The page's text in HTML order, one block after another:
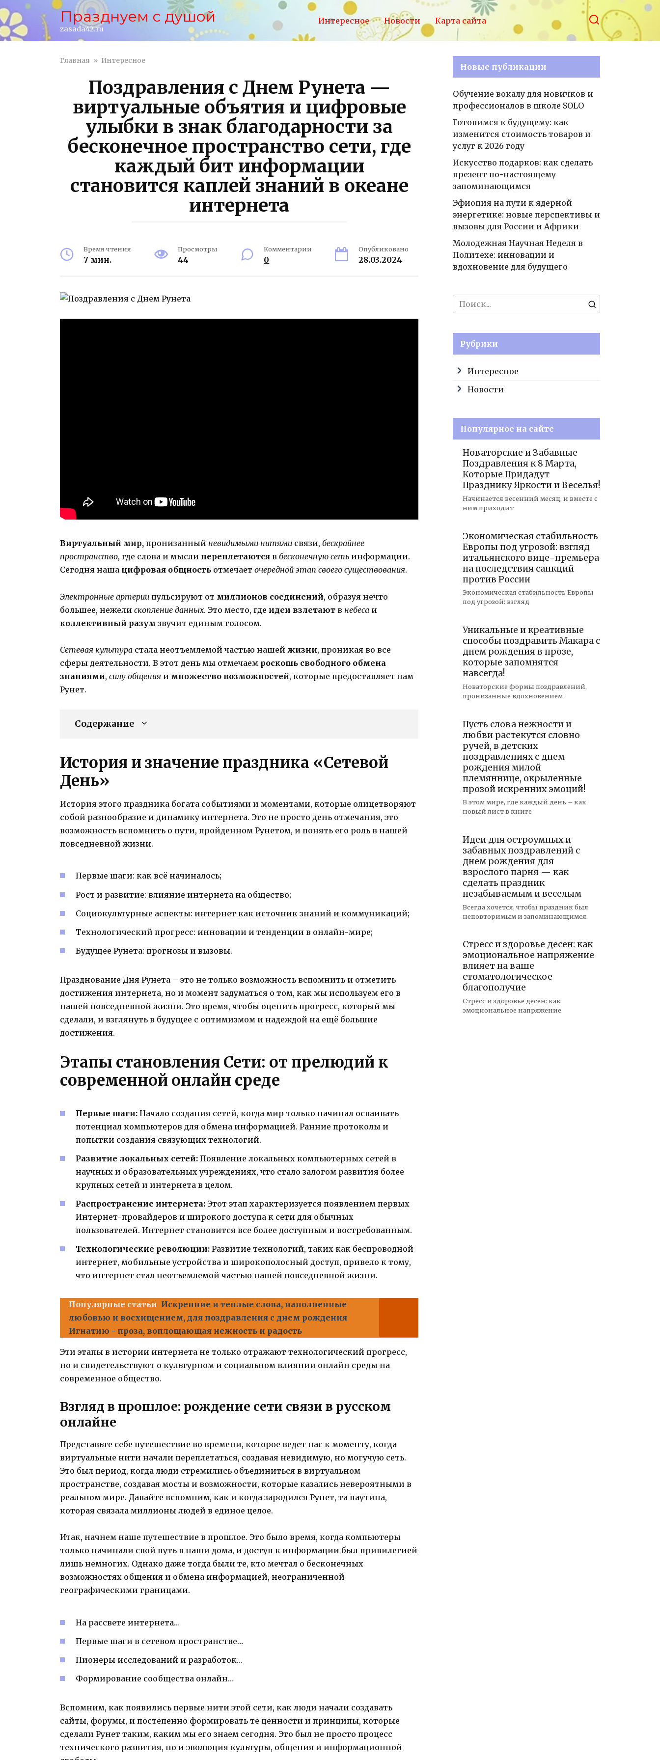
Перейти
к
контенту
Празднуем с душой
zasada42.ru
Интересное Новости Карта сайта
Главная » Интересное
Поздравления с Днем Рунета —
виртуальные объятия и цифровые
улыбки в знак благодарности за
бесконечное пространство сети, где
каждый бит информации
становится каплей знаний в океане
интернета
Время чтения
7 мин.
Просмотры
44
Комментарии
0
Опубликовано
28.03.2024
Виртуальный мир, пронизанный невидимыми нитями связи, бескрайнее
пространство, где слова и мысли переплетаются в бесконечную сеть информации.
Сегодня наша цифровая общность отмечает очередной этап своего существования.
Электронные артерии пульсируют от миллионов соединений, образуя нечто
большее, нежели скопление данных. Это место, где идеи взлетают в небеса и
коллективный разум звучит единым голосом.
Сетевая культура стала неотъемлемой частью нашей жизни, проникая во все
сферы деятельности. В этот день мы отмечаем роскошь свободного обмена
знаниями, силу общения и множество возможностей, которые предоставляет нам
Рунет.
Содержание
История и значение праздника «Сетевой
День»
История этого праздника богата событиями и моментами, которые олицетворяют
собой разнообразие и динамику интернета. Это не просто день отмечания, это
возможность вспомнить о пути, пройденном Рунетом, и понять его роль в нашей
повседневной жизни.
Первые шаги: как всё начиналось;
Рост и развитие: влияние интернета на общество;
Социокультурные аспекты: интернет как источник знаний и коммуникаций;
Технологический прогресс: инновации и тенденции в онлайн-мире;
Будущее Рунета: прогнозы и вызовы.
Празднование Дня Рунета – это не только возможность вспомнить и отметить
достижения интернета, но и момент задуматься о том, как мы используем его в
нашей повседневной жизни. Это время, чтобы оценить прогресс, который мы
сделали, и взглянуть в будущее с оптимизмом и надеждой на ещё большие
достижения.
Этапы становления Сети: от прелюдий к
современной онлайн среде
Первые шаги: Начало создания сетей, когда мир только начинал осваивать
потенциал компьютеров для обмена информацией. Ранние протоколы и
попытки создания связующих технологий.
Развитие локальных сетей: Появление локальных компьютерных сетей в
научных и образовательных учреждениях, что стало залогом развития более
крупных сетей и интернета в целом.
Распространение интернета: Этот этап характеризуется появлением первых
Интернет-провайдеров и широкого доступа к сети для обычных
пользователей. Интернет становится все более доступным и востребованным.
Технологические революции: Развитие технологий, таких как беспроводной
интернет, мобильные устройства и широкополосный доступ, привело к тому,
что интернет стал неотъемлемой частью нашей повседневной жизни.
Популярные статьи Искренние и теплые слова, наполненные
любовью и восхищением, для поздравления с днем рождения
Игнатию - проза, воплощающая нежность и радость
Эти этапы в истории интернета не только отражают технологический прогресс,
но и свидетельствуют о культурном и социальном влиянии онлайн среды на
современное общество.
Взгляд в прошлое: рождение сети связи в русском
онлайне
Представьте себе путешествие во времени, которое ведет нас к моменту, когда
виртуальные нити начали переплетаться, создавая невидимую, но могучую сеть.
Это был период, когда люди стремились объединиться в виртуальном
пространстве, создавая мосты и возможности, которые казались невероятными в
реальном мире. Давайте вспомним, как и когда зародился Рунет, та паутина,
которая связала миллионы людей в единое целое.
Итак, начнем наше путешествие в прошлое. Это было время, когда компьютеры
только начинали свой путь в наши дома, и доступ к информации был привилегией
лишь немногих. Однако даже тогда были те, кто мечтал о бесконечных
возможностях общения и обмена информацией, неограниченной
географическими границами.
На рассвете интернета…
Первые шаги в сетевом пространстве…
Пионеры исследований и разработок…
Формирование сообщества онлайн…
Вспомним, как появились первые нити этой сети, как люди начали создавать
сайты, форумы, и постепенно формировать те ценности и принципы, которые
сделали Рунет таким, каким мы его знаем сегодня. Это был не просто процесс
технического развития, но и эволюция культуры, общения и информационной
Новые публикации
Обучение вокалу для новичков и
профессионалов в школе SOLO
Готовимся к будущему: как
изменится стоимость товаров и
услуг к 2026 году
Искусство подарков: как сделать
презент по-настоящему
запоминающимся
Эфиопия на пути к ядерной
энергетике: новые перспективы и
вызовы для России и Африки
Молодежная Научная Неделя в
Политехе: инновации и
вдохновение для будущего
Search
for:
Рубрики
Интересное
Новости
Популярное на сайте
Новаторские и Забавные
Поздравления к 8 Марта,
Которые Придадут
Празднику Яркости и Веселья!
Начинается весенний месяц, и вместе с
ним приходит
Экономическая стабильность
Европы под угрозой: взгляд
итальянского вице-премьера
на последствия санкций
против России
Экономическая стабильность Европы
под угрозой: взгляд
Уникальные и креативные
способы поздравить Макара с
днем рождения в прозе,
которые запомнятся
навсегда!
Новаторские формы поздравлений,
пронизанные вдохновением
Пусть слова нежности и
любви растекутся словно
ручей, в детских
поздравлениях с днем
рождения милой
племяннице, окрыленные
прозой искренних эмоций!
В этом мире, где каждый день – как
новый лист в книге
Идеи для остроумных и
забавных поздравлений с
днем рождения для
взрослого парня — как
сделать праздник
незабываемым и веселым
Всегда хочется, чтобы праздник был
неповторимым и запоминающимся.
Стресс и здоровье десен: как
эмоциональное напряжение
влияет на ваше
стоматологическое
благополучие
Стресс и здоровье десен: как
эмоциональное напряжение